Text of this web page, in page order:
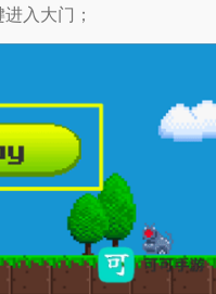
入大门；